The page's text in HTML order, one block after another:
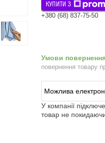
КУПИТИ З
+380 (68) 837-75-50
повернення товару
У компанії
товар не